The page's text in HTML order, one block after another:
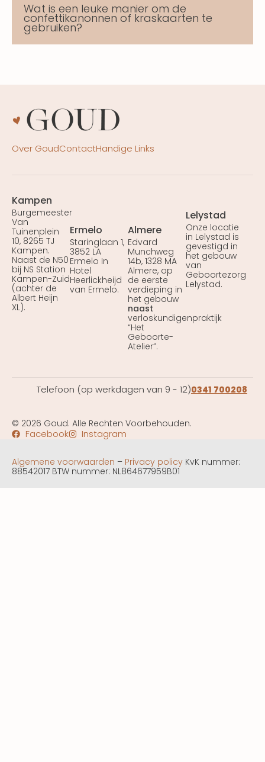
Wat is een leuke manier om de
confettikanonnen of kraskaarten te
gebruiken?
Over GoudContactHandige Links
Kampen
Burgemeester
Van
Tuinenplein
10, 8265 TJ
Kampen.
Naast de N50
bij NS Station
Kampen-Zuid
(achter de
Albert Heijn
XL).
Ermelo
Staringlaan 1,
3852 LA
Ermelo In
Hotel
Heerlickheijd
van Ermelo.
Almere
Edvard
Munchweg
14b, 1328 MA
Almere, op
de eerste
verdieping in
het gebouw
naast
verloskundigenpraktijk
“Het
Geboorte-
Atelier”.
Lelystad
Onze locatie
in Lelystad is
gevestigd in
het gebouw
van
Geboortezorg
Lelystad.
Telefoon (op werkdagen van 9 - 12)0341 700208
© 2026 Goud. Alle Rechten Voorbehouden.
Facebook Instagram
Algemene voorwaarden – Privacy policy KvK nummer:
88542017 BTW nummer: NL864677959B01